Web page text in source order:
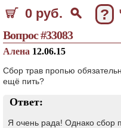
0 руб. ?
Вопрос #33083
Алена 12.06.15
Сбор трав пропью
ещё пить?
Ответ:
Я очень рада! Однако сбор